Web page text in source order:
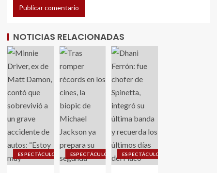
NOTICIAS RELACIONADAS
ESPECTÁCULO ESPECTÁCULO ESPECTÁCULO